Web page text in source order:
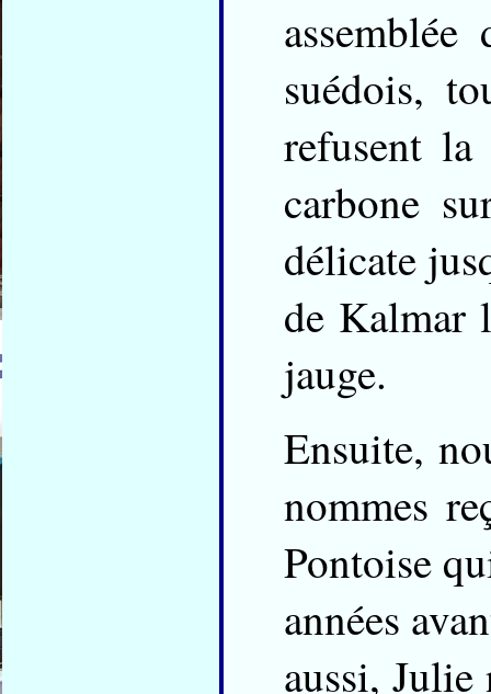
suédois,
refusent
carbone
délicate
de Kalmar
jauge.
Ensuite,
nommes
Pontoise
années
aussi,